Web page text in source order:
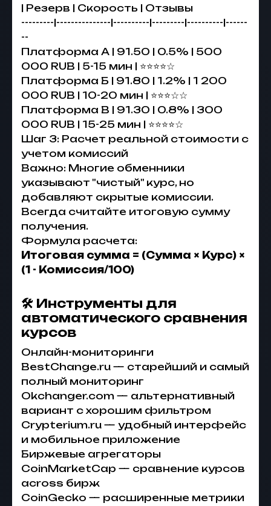
| Резерв | Скорость | Отзывы
---------|---------------|----------|---------|----------|------
--
Платформа А | 91.50 | 0.5% | 500
000 RUB | 5-15 мин | ⭐⭐⭐⭐☆
Платформа Б | 91.80 | 1.2% | 1 200
000 RUB | 10-20 мин | ⭐⭐⭐☆☆
Платформа В | 91.30 | 0.8% | 300
000 RUB | 15-25 мин | ⭐⭐⭐⭐☆
Шаг 3: Расчет реальной стоимости с
учетом комиссий
Важно: Многие обменники
указывают "чистый" курс, но
добавляют скрытые комиссии.
Всегда считайте итоговую сумму
получения.
Формула расчета:
Итоговая сумма = (Сумма × Курс) ×
(1 - Комиссия/100)
🛠️ Инструменты для
автоматического сравнения
курсов
Онлайн-мониторинги
BestChange.ru — старейший и самый
полный мониторинг
Okchanger.com — альтернативный
вариант с хорошим фильтром
Crypterium.ru — удобный интерфейс
и мобильное приложение
Биржевые агрегаторы
CoinMarketCap — сравнение курсов
across бирж
CoinGecko — расширенные метрики